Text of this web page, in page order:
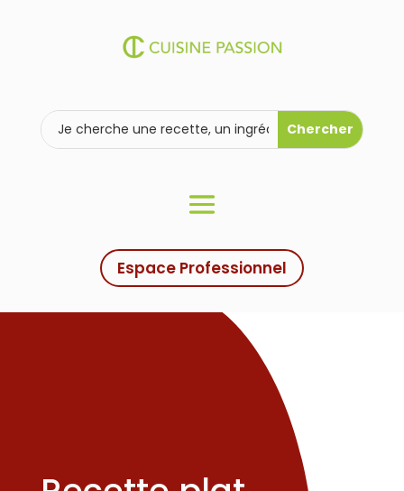
Espace Professionnel